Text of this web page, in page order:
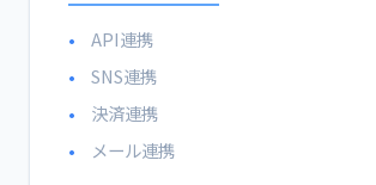
API連携
SNS連携
決済連携
メール連携